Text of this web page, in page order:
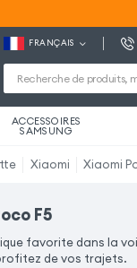
FRANÇAIS
ACCESSOIRES
SAMSUNG
Xiaomi Xiaomi
F5
favorite dans la
de vos trajets.